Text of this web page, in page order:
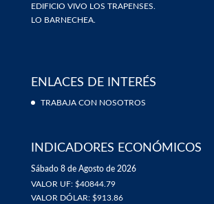
EDIFICIO VIVO LOS TRAPENSES.
LO BARNECHEA.
ENLACES DE INTERÉS
TRABAJA CON NOSOTROS
INDICADORES ECONÓMICOS
Sábado 8 de Agosto de 2026
VALOR UF: $40844.79
VALOR DÓLAR: $913.86